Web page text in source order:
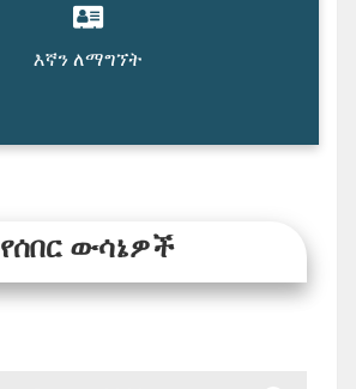
እኛን ለማግኘት
የሰበር ውሳኔዎች